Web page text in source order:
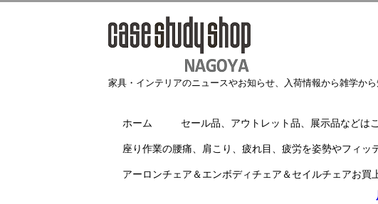
家具・インテリアのニュースやお知らせ、入荷情報から雑学から
ホーム セール品、アウトレット品、展示品などは
座り作業の腰痛、肩こり、疲れ目、疲労を姿勢やフィッ
アーロンチェア＆エンボディチェア＆セイルチェアお買